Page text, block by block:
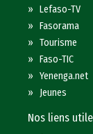
»Lefaso-TV
»Fasorama
»Tourisme
»Faso-TIC
»Yenenga.net
» Jeunes
Nos liens